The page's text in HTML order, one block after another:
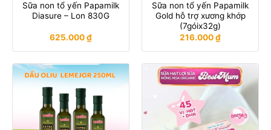
Sữa non tổ yến Papamilk
Diasure – Lon 830G
625.000₫
Sữa non tổ yến Papamilk
Gold hỗ trợ xương khớp
(7góix32g)
216.000₫